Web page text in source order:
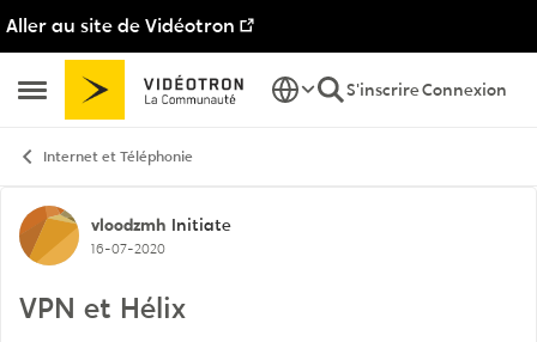
Aller au site de Vidéotron
Ouvrir Menu Latéral
Passer au contenu
S'inscrireConnexion
Internet et Téléphonie
Discussion de forum
vloodzmh Initiate
16-07-2020
VPN et Hélix